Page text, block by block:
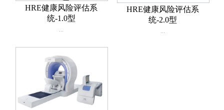
HRE健康风险评估系
统-1.0型
HRE健康风险评估系
统-2.0型
...